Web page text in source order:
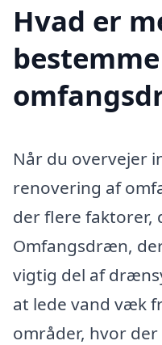
Hvad er
Når du overvejer
renovering af
der flere faktorer,
Omfangsdræn,
vigtig del af
at lede vand væk
områder, hvor der